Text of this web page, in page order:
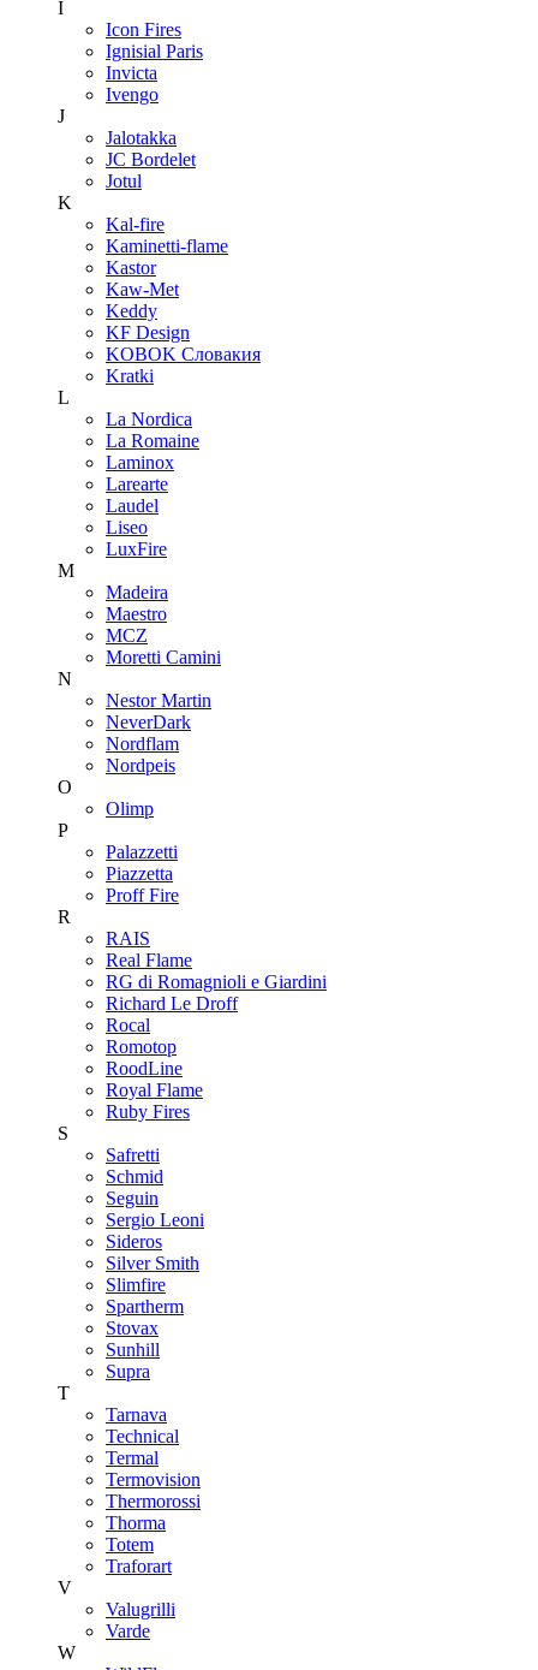
I
Icon Fires
Ignisial Paris
Invicta
Ivengo
J
Jalotakka
JC Bordelet
Jotul
K
Kal-fire
Kaminetti-flame
Kastor
Kaw-Met
Keddy
KF Design
KOBOK Словакия
Kratki
L
La Nordica
La Romaine
Laminox
Larearte
Laudel
Liseo
LuxFire
M
Madeira
Maestro
MCZ
Moretti Camini
N
Nestor Martin
NeverDark
Nordflam
Nordpeis
O
Olimp
P
Palazzetti
Piazzetta
Proff Fire
R
RAIS
Real Flame
RG di Romagnioli e Giardini
Richard Le Droff
Rocal
Romotop
RoodLine
Royal Flame
Ruby Fires
S
Safretti
Schmid
Seguin
Sergio Leoni
Sideros
Silver Smith
Slimfire
Spartherm
Stovax
Sunhill
Supra
T
Tarnava
Technical
Termal
Termovision
Thermorossi
Thorma
Totem
Traforart
V
Valugrilli
Varde
W